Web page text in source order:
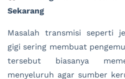
Sekarang
Masalah transmisi seperti
gigi sering membuat
tersebut biasanya
menyeluruh agar sumber